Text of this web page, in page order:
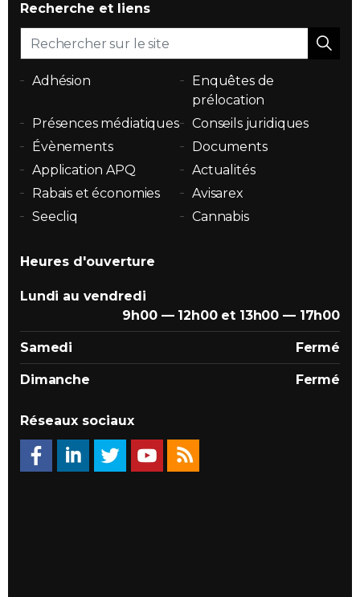
Recherche et liens
Adhésion
Enquêtes de
prélocation
Présences médiatiques
Conseils juridiques
Évènements
Documents
Application APQ
Actualités
Rabais et économies
Avisarex
Seecliq
Cannabis
Heures d'ouverture
Lundi au vendredi
9h00 — 12h00 et 13h00 — 17h00
Samedi Fermé
Dimanche Fermé
Réseaux sociaux